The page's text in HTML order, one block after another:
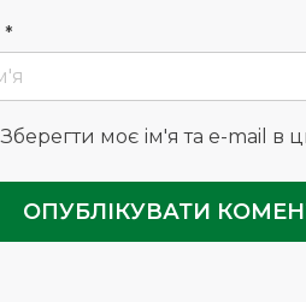
*
Зберегти моє ім'я та e-mail в